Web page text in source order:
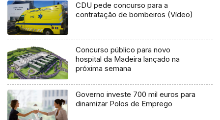
CDU pede concurso para a
contratação de bombeiros (Vídeo)
Concurso público para novo
hospital da Madeira lançado na
próxima semana
Governo investe 700 mil euros para
dinamizar Polos de Emprego